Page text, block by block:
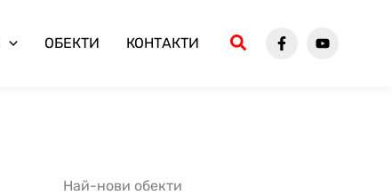
ОБЕКТИ КОНТАКТИ
Най-нови обекти